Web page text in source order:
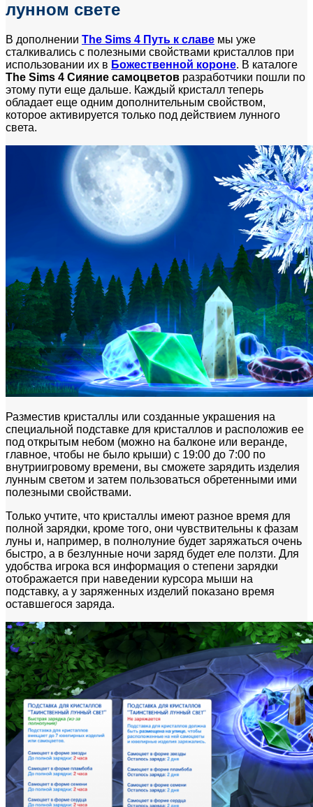
лунном свете
В дополнении The Sims 4 Путь к славе мы уже
сталкивались с полезными свойствами кристаллов при
использовании их в Божественной короне. В каталоге
The Sims 4 Сияние самоцветов разработчики пошли по
этому пути еще дальше. Каждый кристалл теперь
обладает еще одним дополнительным свойством,
которое активируется только под действием лунного
света.
Разместив кристаллы или созданные украшения на
специальной подставке для кристаллов и расположив ее
под открытым небом (можно на балконе или веранде,
главное, чтобы не было крыши) с 19:00 до 7:00 по
внутриигровому времени, вы сможете зарядить изделия
лунным светом и затем пользоваться обретенными ими
полезными свойствами.
Только учтите, что кристаллы имеют разное время для
полной зарядки, кроме того, они чувствительны к фазам
луны и, например, в полнолуние будет заряжаться очень
быстро, а в безлунные ночи заряд будет еле ползти. Для
удобства игрока вся информация о степени зарядки
отображается при наведении курсора мыши на
подставку, а у заряженных изделий показано время
оставшегося заряда.